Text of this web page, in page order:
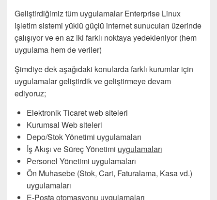
Geliştirdiğimiz tüm uygulamalar Enterprise Linux
işletim sistemi yüklü güçlü internet sunucuları üzerinde
çalışıyor ve en az iki farklı noktaya yedekleniyor (hem
uygulama hem de veriler)
Şimdiye dek aşağıdaki konularda farklı kurumlar için
uygulamalar geliştirdik ve geliştirmeye devam
ediyoruz;
Elektronik Ticaret web siteleri
Kurumsal Web siteleri
Depo/Stok Yönetimi uygulamaları
İş Akışı ve Süreç Yönetimi uygulamaları
Personel Yönetimi uygulamaları
Ön Muhasebe (Stok, Cari, Faturalama, Kasa vd.)
uygulamaları
E-Posta otomasyonu uygulamaları